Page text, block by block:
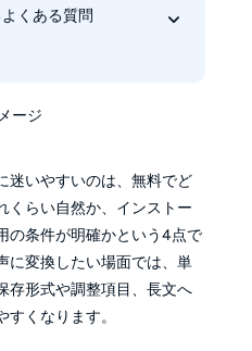
くある質問
試用版の違いは何です
る読み上げソフトはあ
に注意したいことは何
て保存したい場合はど
すか
迷いやすいのは、無料でど
くらい自然か、インストー
の条件が明確かという4点で
に変換したい場面では、単
存形式や調整項目、長文へ
くなります。